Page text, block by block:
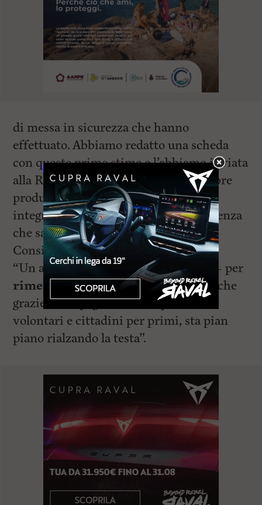
di messa in sicurezza che hanno
effettuato. Abbiamo redatto una scheda
con queste prime stime e l’abbiamo inviata
alla Regione che mercoledì 13 settembre
produrrà una relazione che andrà ad
integrare la richiesta di stato d’emergenza
che sarà esaminata al più presto dal
Consiglio dei Ministri”.
“Un altro passo – conclude il sindaco – per
rimettere in piedi la nostra città
, che
grazie all’impegno di tutti quanti,
volontari e cittadini per primi, sta pian
piano rialzando la testa”.